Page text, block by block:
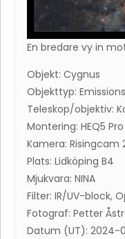
En bredare vy in
Objekt: Cygnus
Objekttyp:
Teleskop/objektiv:
Montering: HEQ5 Pro
Kamera: Risingcam
Plats: Lidköping B4
Mjukvara: NINA
Filter: IR/UV-block,
Fotograf: Petter
Datum (UT): 2024-